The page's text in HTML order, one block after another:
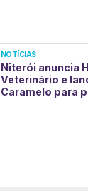
NOTÍCIAS
Niterói anuncia
Veterinário e
Caramelo para